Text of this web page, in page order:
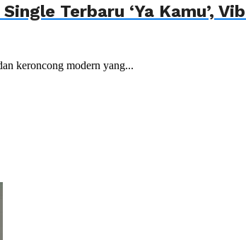
Terbaru ‘Ya Kamu’,
keroncong modern yang...